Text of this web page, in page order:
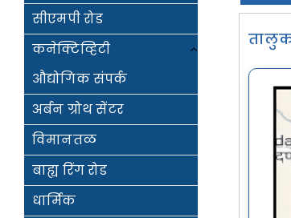
सीएमपी रोड
कनेक्टिव्हिटी
औद्योगिक संपर्क
अर्बन ग्रोथ सेंटर
विमानतळ
बाह्य रिंग रोड
धार्मिक